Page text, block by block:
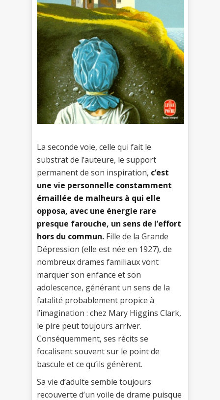
La seconde voie, celle qui fait le
substrat de l’auteure, le support
permanent de son inspiration, c’est
une vie personnelle constamment
émaillée de malheurs à qui elle
opposa, avec une énergie rare
presque farouche, un sens de l’effort
hors du commun. Fille de la Grande
Dépression (elle est née en 1927), de
nombreux drames familiaux vont
marquer son enfance et son
adolescence, générant un sens de la
fatalité probablement propice à
l’imagination : chez Mary Higgins Clark,
le pire peut toujours arriver.
Conséquemment, ses récits se
focalisent souvent sur le point de
bascule et ce qu’ils génèrent.
Sa vie d’adulte semble toujours
recouverte d’un voile de drame puisque